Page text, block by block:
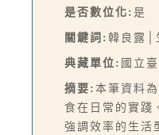
是否數位化: 是
關鍵詞: 韓良露│
典藏單位: 國立
摘要: 本筆資料
食在日常的實踐
強調效率的生活